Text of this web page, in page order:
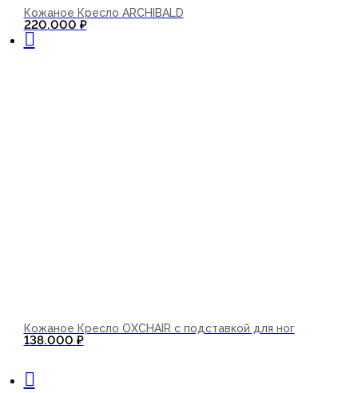
Кожаное Кресло ARCHIBALD
220.000 ₽
Кожаное Кресло OXCHAIR с подставкой для ног
138.000 ₽